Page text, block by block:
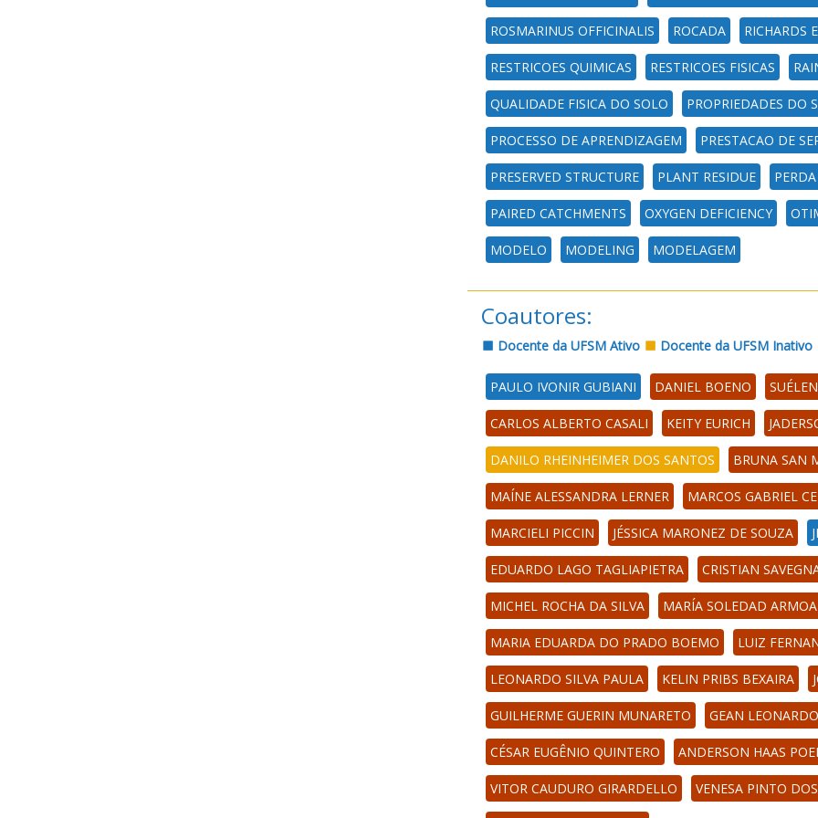
ROSMARINUS OFFICINALIS ROCADA RICHARDS
RESTRICOES QUIMICAS RESTRICOES FISICAS
QUALIDADE FISICA DO SOLO PROPRIEDADES DO
PROCESSO DE APRENDIZAGEM PRESTACAO DE
PRESERVED STRUCTURE PLANT RESIDUE
PAIRED CATCHMENTS OXYGEN DEFICIENCY
MODELO MODELING MODELAGEM
Coautores:
Docente da UFSM Ativo Docente da UFSM Inativo
PAULO IVONIR GUBIANI DANIEL BOENO
CARLOS ALBERTO CASALI KEITY EURICH
DANILO RHEINHEIMER DOS SANTOS BRUNA SAN
MAÍNE ALESSANDRA LERNER MARCOS GABRIEL
MARCIELI PICCIN JÉSSICA MARONEZ DE SOUZA
EDUARDO LAGO TAGLIAPIETRA CRISTIAN
MICHEL ROCHA DA SILVA MARÍA SOLEDAD
MARIA EDUARDA DO PRADO BOEMO LUIZ
LEONARDO SILVA PAULA KELIN PRIBS BEXAIRA
GUILHERME GUERIN MUNARETO GEAN
CÉSAR EUGÊNIO QUINTERO ANDERSON HAAS
VITOR CAUDURO GIRARDELLO VENESA PINTO